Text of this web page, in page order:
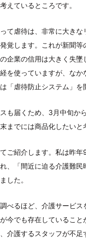
えているところです。
て虐待は、非常に大きな
覚します。これが新聞等
企業の信用は大きく失
を使っていますが、なか
「虐待防止システム」を
も届くため、3月中旬か
までには商品化したいと
ご紹介します。私は昨
、「間近に迫る介護難
した。
べるほど、介護サービス
今でも存在していること
介護するスタッフが不足